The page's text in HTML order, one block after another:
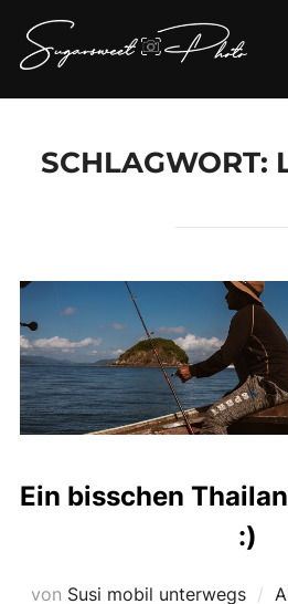
Inhalt
springen
SCHLAGWORT:
Ein bisschen
:)
von Susi mobil unterwegs